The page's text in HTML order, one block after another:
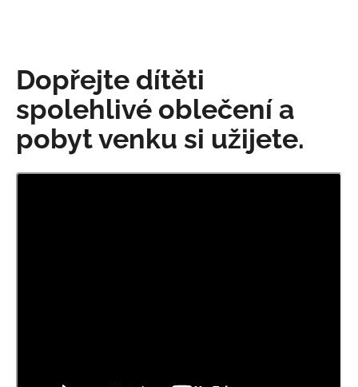
Dopřejte dítěti
spolehlivé oblečení a
pobyt venku si užijete.